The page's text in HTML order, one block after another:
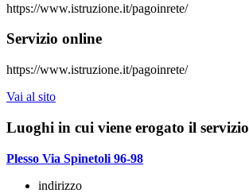
https://www.istruzione.it/pagoinrete/
Servizio online
https://www.istruzione.it/pagoinrete/
Vai al sito
Luoghi in cui viene erogato il servizio
Plesso Via Spinetoli 96-98
indirizzo